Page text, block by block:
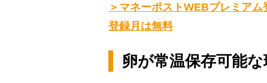
＞マネーポストWEBプレミア
登録月は無料
卵が常温保存可能な